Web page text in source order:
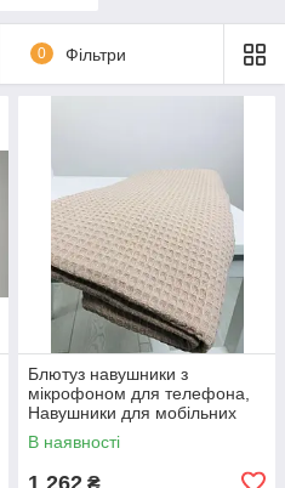
0 Фільтри
Блютуз навушники з
мікрофоном для телефона,
Навушники для мобільних
телефонів PRO музики YV-30
В наявності
1 262 ₴